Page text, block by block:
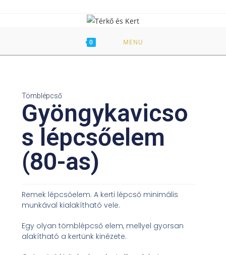
0 MENU
Tömblépcső
Gyöngykavicso
s lépcsőelem
(80-as)
Remek lépcsőelem. A kerti lépcső minimális
munkával kialakítható vele.
Egy olyan tömblépcső elem, mellyel gyorsan
alakítható a kertünk kinézete.